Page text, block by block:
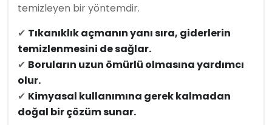
temizleyen bir yöntemdir.
✔ Tıkanıklık açmanın yanı sıra, giderlerin
temizlenmesini de sağlar.
✔ Boruların uzun ömürlü olmasına yardımcı
olur.
✔ Kimyasal kullanımına gerek kalmadan
doğal bir çözüm sunar.